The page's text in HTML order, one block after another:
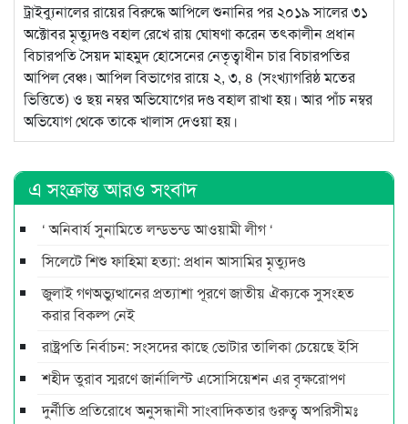
ট্রাইব্যুনালের রায়ের বিরুদ্ধে আপিলে শুনানির পর ২০১৯ সালের ৩১
অক্টোবর মৃত্যুদণ্ড বহাল রেখে রায় ঘোষণা করেন তৎকালীন প্রধান
বিচারপতি সৈয়দ মাহমুদ হোসেনের নেতৃত্বাধীন চার বিচারপতির
আপিল বেঞ্চ। আপিল বিভাগের রায়ে ২, ৩, ৪ (সংখ্যাগরিষ্ঠ মতের
ভিত্তিতে) ও ছয় নম্বর অভিযোগের দণ্ড বহাল রাখা হয়। আর পাঁচ নম্বর
অভিযোগ থেকে তাকে খালাস দেওয়া হয়।
এ সংক্রান্ত আরও সংবাদ
‘ অনিবার্য সুনামিতে লন্ডভন্ড আওয়ামী লীগ ‘
সিলেটে শিশু ফাহিমা হত্যা: প্রধান আসামির মৃত্যুদণ্ড
জুলাই গণঅভ্যুত্থানের প্রত্যাশা পূরণে জাতীয় ঐক্যকে সুসংহত
করার বিকল্প নেই
রাষ্ট্রপতি নির্বাচন: সংসদের কাছে ভোটার তালিকা চেয়েছে ইসি
শহীদ তুরাব স্মরণে জার্নালিস্ট এসোসিয়েশন এর বৃক্ষরোপণ
দুর্নীতি প্রতিরোধে অনুসন্ধানী সাংবাদিকতার গুরুত্ব অপরিসীমঃ